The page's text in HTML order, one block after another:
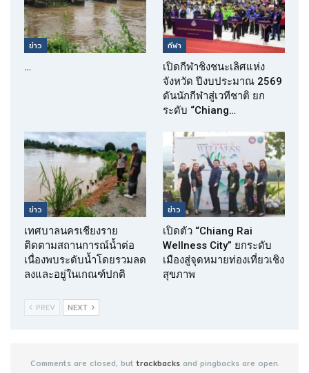
ข่าว
…
กีฬา
เปิดกีฬาชิงชนะเลิศแห่ง
จังหวัด ปีงบประมาณ 2569
ดันนักกีฬาสู่เวทีชาติ ยก
ระดับ “Chiang…
ข่าว
เทศบาลนครเชียงราย
ติดตามสถานการณ์น้ำต่อ
เนื่องพบระดับน้ำโดยรวมลด
ลงและอยู่ในเกณฑ์ปกติ
ข่าว
เปิดตัว “Chiang Rai
Wellness City” ยกระดับ
เมืองสู่จุดหมายท่องเที่ยวเชิง
สุขภาพ
PREV NEXT
Comments are closed, buttrackbacksand pingbacks are open.